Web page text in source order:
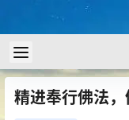
精进奉行佛法